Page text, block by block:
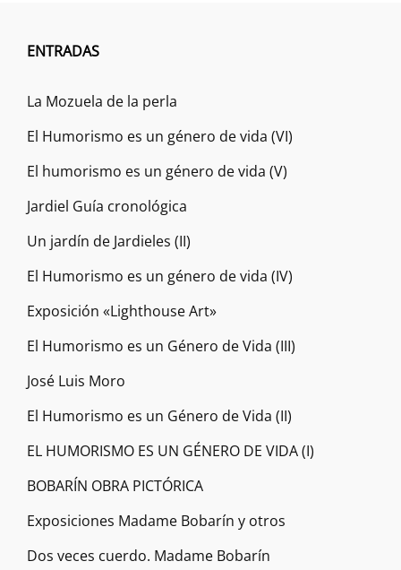
ENTRADAS
La Mozuela de la perla
El Humorismo es un género de vida (VI)
El humorismo es un género de vida (V)
Jardiel Guía cronológica
Un jardín de Jardieles (II)
El Humorismo es un género de vida (IV)
Exposición «Lighthouse Art»
El Humorismo es un Género de Vida (III)
José Luis Moro
El Humorismo es un Género de Vida (II)
EL HUMORISMO ES UN GÉNERO DE VIDA (I)
BOBARÍN OBRA PICTÓRICA
Exposiciones Madame Bobarín y otros
Dos veces cuerdo. Madame Bobarín